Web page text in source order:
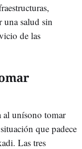
una salud sin
de las
al unísono tomar
que padece
Las tres